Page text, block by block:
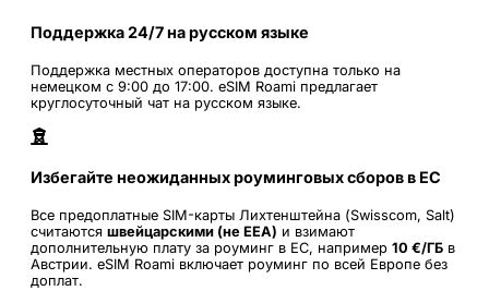
Поддержка 24/7 на русском языке
Поддержка местных операторов доступна только на
немецком с 9:00 до 17:00. eSIM Roami предлагает
круглосуточный чат на русском языке.
Избегайте неожиданных роуминговых сборов в ЕС
Все предоплатные SIM-карты Лихтенштейна (Swisscom, Salt)
считаются швейцарскими (не EEA) и взимают
дополнительную плату за роуминг в ЕС, например 10 €/ГБ в
Австрии. eSIM Roami включает роуминг по всей Европе без
доплат.